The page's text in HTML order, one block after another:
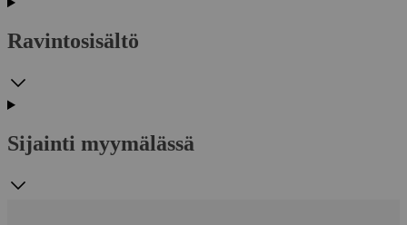
Ravintosisältö
Sijainti myymälässä